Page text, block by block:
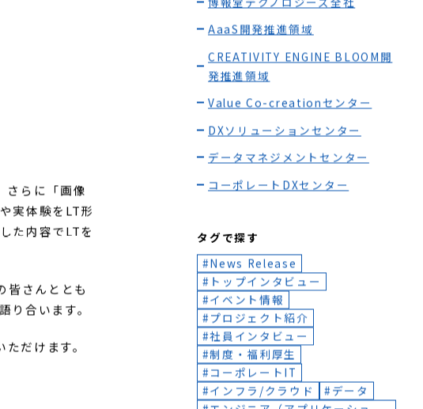
実体験をLT形
た内容でLTを
さんととも
センターで探す
開発第3センター
博報堂テクノロジーズ全社
AaaS開発推進領域
CREATIVITY ENGINE BLOOM開
発推進領域
Value Co-creationセンター
データマネジメントセンター
コーポレートDXセンター
タグで探す
News Release
トップインタビュー
イベント情報
プロジェクト紹介